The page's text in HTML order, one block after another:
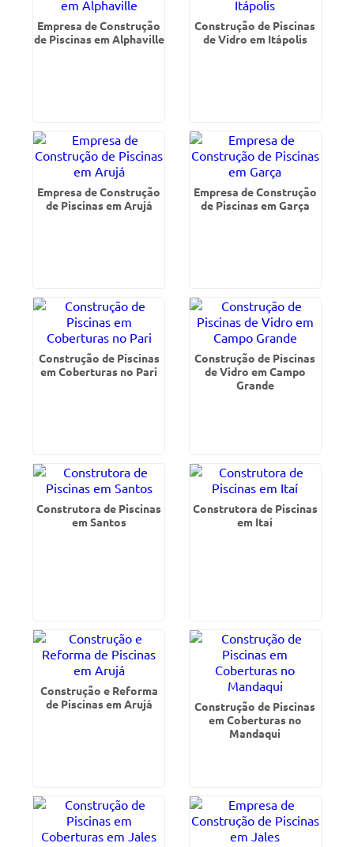
Empresa de Construção
de Piscinas em Alphaville
Construção de Piscinas
de Vidro em Itápolis
Empresa de Construção
de Piscinas em Arujá
Empresa de Construção
de Piscinas em Garça
Construção de Piscinas
em Coberturas no Pari
Construção de Piscinas
de Vidro em Campo
Grande
Construtora de Piscinas
em Santos
Construtora de Piscinas
em Itaí
Construção e Reforma
de Piscinas em Arujá
Construção de Piscinas
em Coberturas no
Mandaqui